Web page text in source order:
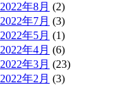
2022年8月 (2)
2022年7月 (3)
2022年5月 (1)
2022年4月 (6)
2022年3月 (23)
2022年2月 (3)